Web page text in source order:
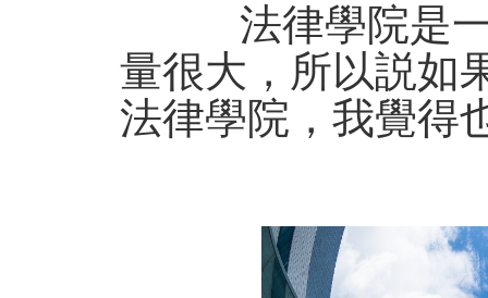
法律學院是一
量很大，所以説如
法律學院，我覺得